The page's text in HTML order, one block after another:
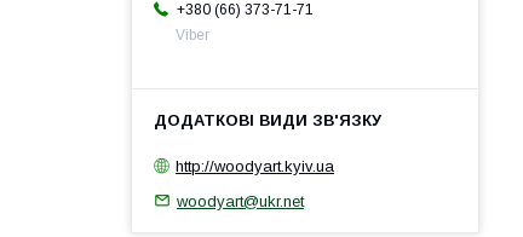
+380 (66) 373-71-71
Viber
http://woodyart.kyiv.ua
woodyart@ukr.net